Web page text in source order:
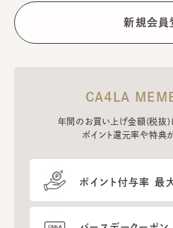
CA4LA
年間のお買い上げ金額(税抜)
ポイント還元率や特典が
ポイント付与率 最